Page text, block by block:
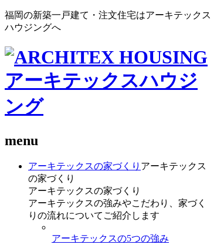
福岡の新築一戸建て・注文住宅はアーキテックス
ハウジングへ
menu
アーキテックスの家づくり アーキテックス
の家づくり
アーキテックスの家づくり
アーキテックスの強みやこだわり、家づく
りの流れについてご紹介します
アーキテックスの5つの強み